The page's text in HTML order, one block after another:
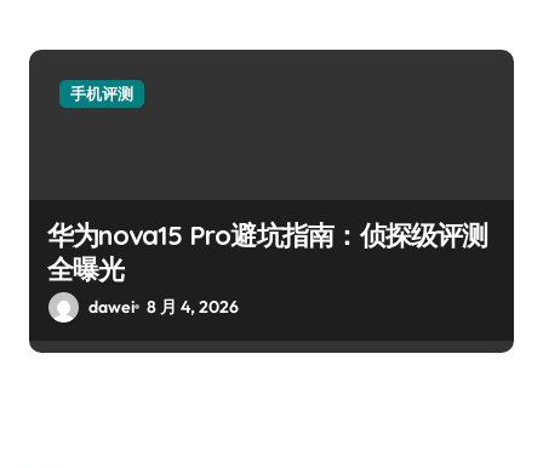
手机评测
华为nova15 Pro避坑指南：侦探级评测
全曝光
dawei 8 月 4, 2026